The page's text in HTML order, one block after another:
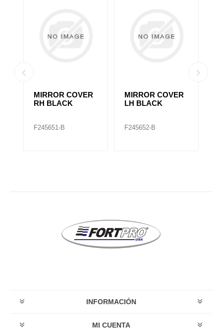
MIRROR COVER
RH BLACK
F245651-B
MIRROR COVER
LH BLACK
F245652-B
INFORMACIÓN
MI CUENTA